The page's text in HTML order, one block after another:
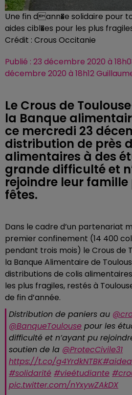
Une fin dann�e solidaire pour
aides cibl�es pour les plus
Crédit : Crous Occitanie
Publié : 23 décembre 2020 à
décembre 2020 à 18h12
Le Crous de
la Banque
ce mercredi 23
distribution de près
alimentaires à des
grande difficulté et
rejoindre leur famille
fêtes.
Dans le cadre d’un partenariat
premier confinement (14 400
pendant trois mois) le Crous de
la Banque Alimentaire de
distributions de colis
les plus fragiles, restés à
de fin d’année.
Distribution de paniers au
@BanqueToulouse pour les
difficulté et n’ayant pu
soutien de la @ProtecCivile31
https://t.co/g4YrdkNTBK
#solidarité #vieétudiante
pic.twitter.com/nYxywZAkDX